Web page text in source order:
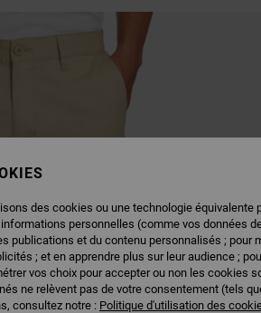
des cookies ou une technologie équivalente
personnelles (comme vos données
publications et du contenu personnalisés ; pour
; et en apprendre plus sur leur audience ;
vos choix pour accepter ou non les cookies
ne relèvent pas de votre consentement (tels
consultez notre : Politique d'utilisation des